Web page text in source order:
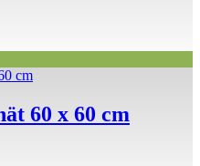
60 x 60 cm